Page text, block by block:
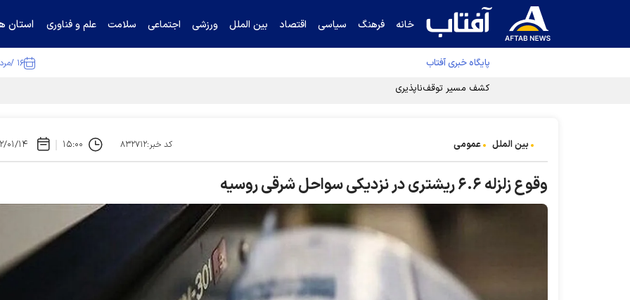
خانه فرهنگ سیاسی اقتصاد بین الملل ورزشی اجتماعی سلامت علم و فناوری استان
پایگاه خبری آفتاب ۱۶ /مرداد /۱۴۰۵
کشف مسیر توقف‌ناپذیری سلول‌های سرطانی
بین الملل عمومی کد خبر:۸۳۲۷۱۲ ۱۵:۰۰ ۱۴۰۲/
وقوع زلزله ۶.۶ ریشتری در نزدیکی سواحل شرقی روسیه